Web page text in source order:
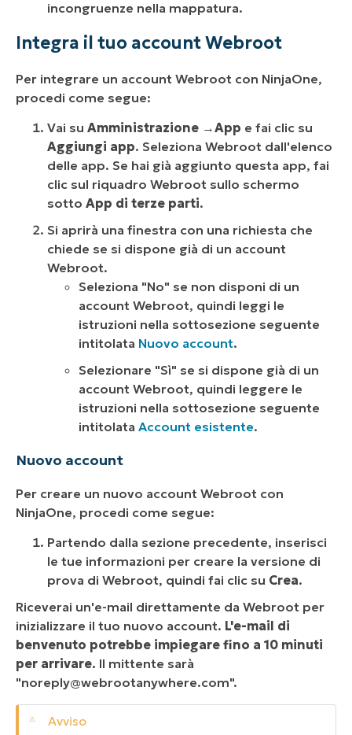
incongruenze nella mappatura.
Integra il tuo account Webroot
Per integrare un account Webroot con NinjaOne,
procedi come segue:
Vai su Amministrazione →App e fai clic su
Aggiungi app. Seleziona Webroot dall'elenco
delle app. Se hai già aggiunto questa app, fai
clic sul riquadro Webroot sullo schermo
sotto App di terze parti.
Si aprirà una finestra con una richiesta che
chiede se si dispone già di un account
Webroot.
Seleziona "No" se non disponi di un
account Webroot, quindi leggi le
istruzioni nella sottosezione seguente
intitolata Nuovo account.
Selezionare "Sì" se si dispone già di un
account Webroot, quindi leggere le
istruzioni nella sottosezione seguente
intitolata Account esistente.
Nuovo account
Per creare un nuovo account Webroot con
NinjaOne, procedi come segue:
Partendo dalla sezione precedente, inserisci
le tue informazioni per creare la versione di
prova di Webroot, quindi fai clic su Crea.
Riceverai un'e-mail direttamente da Webroot per
inizializzare il tuo nuovo account. L'e-mail di
benvenuto potrebbe impiegare fino a 10 minuti
per arrivare. Il mittente sarà
"noreply@webrootanywhere.com".